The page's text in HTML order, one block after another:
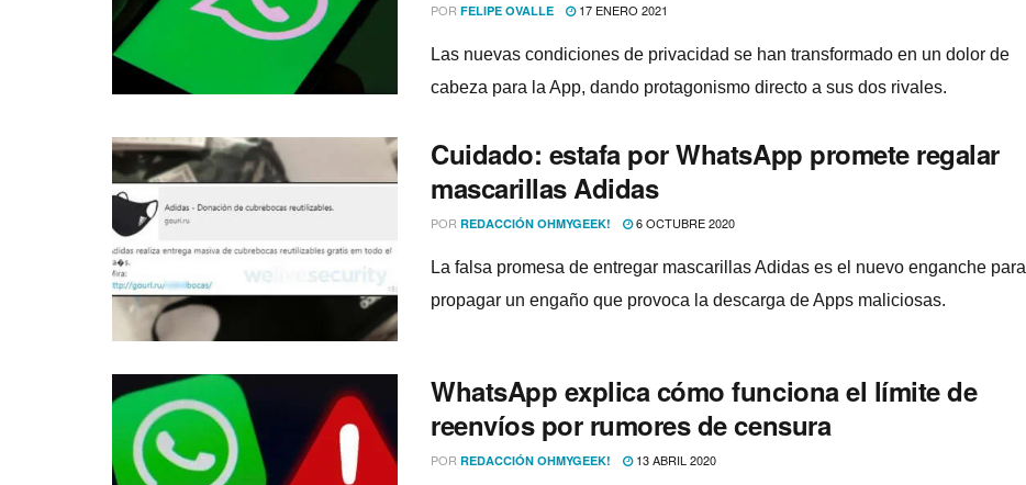
POR FELIPE OVALLE 17 ENERO 2021
Las nuevas condiciones de privacidad se han transformado en un dolor de
cabeza para la App, dando protagonismo directo a sus dos rivales.
Cuidado: estafa por WhatsApp promete regalar
mascarillas Adidas
POR REDACCIÓN OHMYGEEK! 6 OCTUBRE 2020
La falsa promesa de entregar mascarillas Adidas es el nuevo enganche para
propagar un engaño que provoca la descarga de Apps maliciosas.
WhatsApp explica cómo funciona el lí­mite de
reenví­os por rumores de censura
POR REDACCIÓN OHMYGEEK! 13 ABRIL 2020